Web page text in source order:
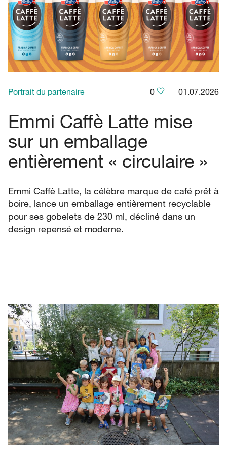
Portrait du partenaire 0 01.07.2026
Emmi Caffè Latte mise
sur un emballage
entièrement « circulaire »
Emmi Caffè Latte, la célèbre marque de café prêt à
boire, lance un emballage entièrement recyclable
pour ses gobelets de 230 ml, décliné dans un
design repensé et moderne.